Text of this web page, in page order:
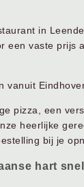
in
een vaste prijs
vanuit
pizza, een
heerlijke
bij je
hart